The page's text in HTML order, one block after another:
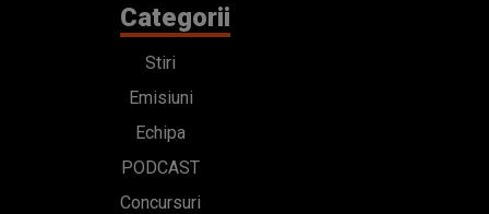
Categorii
Stiri
Emisiuni
Echipa
PODCAST
Concursuri